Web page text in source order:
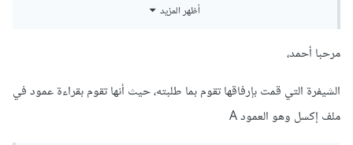
from openpyxl import load_workbook
form_A=Tk()
form_A.geometry('500x500')
wb=load_workbook('2003-2004.xlsx')
أظهر المزيد
مرحبا أحمد،
الشيفرة التي قمت بإرفاقها تقوم بما طلبته، حيث أنها تقوم بقراءة عمود في
ملف إكسل وهو العمود A